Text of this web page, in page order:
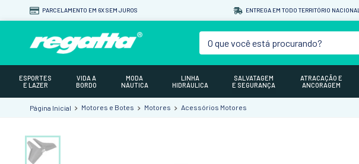
PARCELAMENTO EM 6X SEM JUROS ENTREGA EM TODO TERRITÓRIO NACIONAL
O que você está procurando?
ESPORTES
E LAZER
VIDA A
BORDO
MODA
NÁUTICA
LINHA
HIDRÁULICA
SALVATAGEM
E SEGURANÇA
ATRACAÇÃO E
ANCORAGEM
Motores e Botes Motores Acessórios Motores